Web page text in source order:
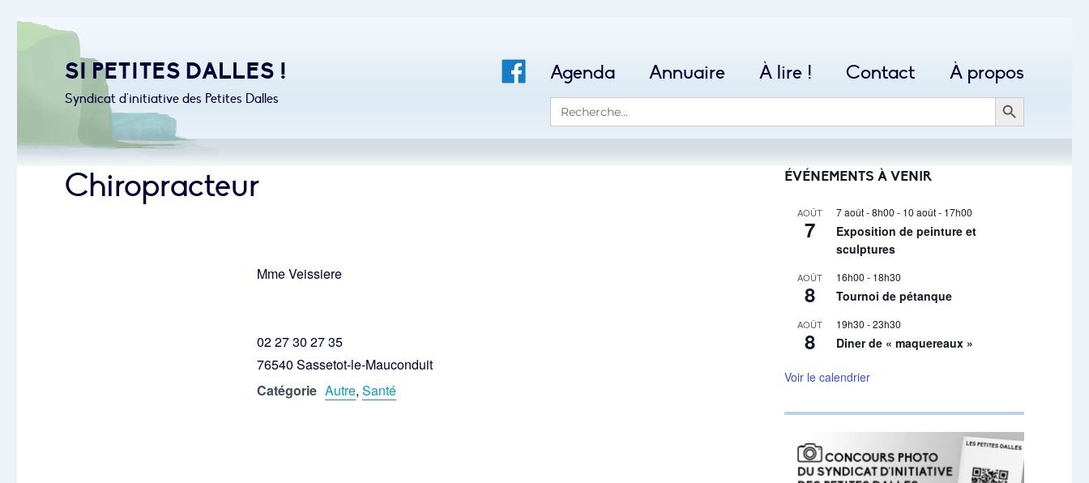
SI PETITES DALLES !
Syndicat d'initiative des Petites Dalles
Agenda Annuaire À lire ! Contact À propos
Search
for:
SEARCH BUTTON
Chiropracteur
Mme Veissiere
02 27 30 27 35
76540 Sassetot-le-Mauconduit
Catégorie Autre, Santé
ÉVÉNEMENTS À VENIR
AOÛT
7
7 août - 8h00 - 10 août - 17h00
Exposition de peinture et
sculptures
AOÛT
8
16h00 - 18h30
Tournoi de pétanque
AOÛT
8
19h30 -23h30
Diner de « maquereaux »
Voir le calendrier